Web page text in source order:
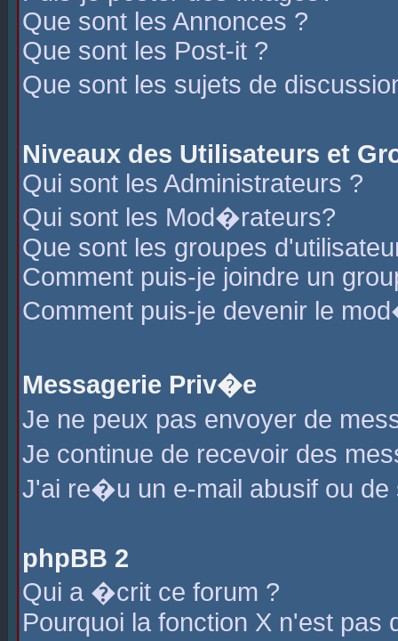
Que sont les Annonces ?
Que sont les Post-it ?
Que sont les sujets de
Niveaux des Utilisateurs et
Qui sont les Administrateurs ?
Qui sont les Mod�rateurs?
Que sont les groupes
Comment puis-je joindre un
Comment puis-je devenir le
Messagerie Priv�e
Je ne peux pas envoyer de
Je continue de recevoir des
J'ai re�u un e-mail abusif ou de
phpBB 2
Qui a �crit ce forum ?
Pourquoi la fonction X n'est pas